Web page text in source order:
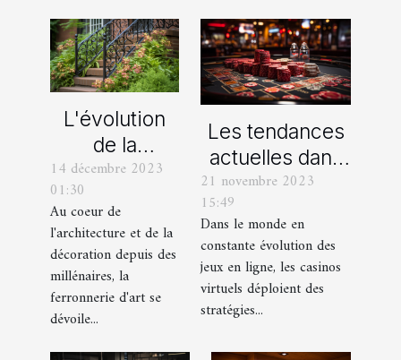
L'évolution
de la
ferronnerie
d'art à travers
les siècles
14 décembre 2023
01:30
Au coeur de
l'architecture et de la
décoration depuis des
millénaires, la
ferronnerie d'art se
dévoile...
Les tendances
actuelles dans
les offres
promotionnelles
des casinos en
ligne
21 novembre 2023
15:49
Dans le monde en
constante évolution des
jeux en ligne, les casinos
virtuels déploient des
stratégies...